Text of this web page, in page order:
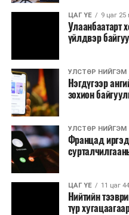
үйлдэж, бүртгэлийг ил
2026 оны намар
Засаг дарга
ажиллахыг Ерөнхий сайд
Нөөцийн махыг цахим
бэлтгэлийн явц, нөөцийн
хөнгөлөлттэй зээлийг
явдлыг таслан
өрсөлдөөнийг бий
Иргэд агуулах,
малчид системээр
ЦАГ ҮЕ 9 цаг 25
Улаанбаатарт
үйлдвэр
УЛСТӨР НИЙГЭМ
Нэгдүгээр
зохион
УЛСТӨР НИЙГЭМ
Францад
ЦАГ ҮЕ 11 цаг
Нийтийн
түр